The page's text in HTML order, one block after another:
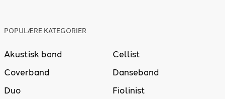
POPULÆRE KATEGORIER
Akustisk band
Cellist
Coverband
Danseband
Duo
Fiolinist